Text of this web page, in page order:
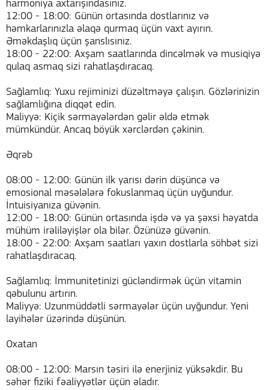
harmoniya axtarışındasınız.
12:00 - 18:00: Günün ortasında dostlarınız və
həmkarlarınızla əlaqə qurmaq üçün vaxt ayırın.
Əməkdaşlıq üçün şanslısınız.
18:00 - 22:00: Axşam saatlarında dincəlmək və musiqiyə
qulaq asmaq sizi rahatlaşdıracaq.
Sağlamlıq: Yuxu rejiminizi düzəltməyə çalışın. Gözlərinizin
sağlamlığına diqqət edin.
Maliyyə: Kiçik sərmayələrdən gəlir əldə etmək
mümkündür. Ancaq böyük xərclərdən çəkinin.
Əqrəb
08:00 - 12:00: Günün ilk yarısı dərin düşüncə və
emosional məsələlərə fokuslanmaq üçün uyğundur.
İntuisiyanıza güvənin.
12:00 - 18:00: Günün ortasında işdə və ya şəxsi həyatda
mühüm irəliləyişlər ola bilər. Özünüzə güvənin.
18:00 - 22:00: Axşam saatları yaxın dostlarla söhbət sizi
rahatlaşdıracaq.
Sağlamlıq: İmmunitetinizi gücləndirmək üçün vitamin
qəbulunu artırın.
Maliyyə: Uzunmüddətli sərmayələr üçün uyğundur. Yeni
layihələr üzərində düşünün.
Oxatan
08:00 - 12:00: Marsın təsiri ilə enerjiniz yüksəkdir. Bu
səhər fiziki fəaliyyətlər üçün əladır.